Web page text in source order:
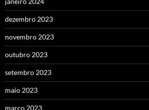
dezembro 2023
novembro 2023
outubro 2023
setembro 2023
maio 2023
março 2023